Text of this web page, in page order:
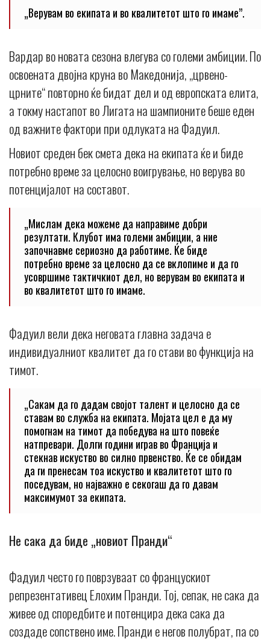
„Верувам во екипата и во квалитетот што го имаме”.
Вардар во новата сезона влегува со големи амбиции. По
освоената двојна круна во Македонија, „црвено-
црните“ повторно ќе бидат дел и од европската елита,
а токму настапот во Лигата на шампионите беше еден
од важните фактори при одлуката на Фадуил.
Новиот среден бек смета дека на екипата ќе и биде
потребно време за целосно воигрување, но верува во
потенцијалот на составот.
„Мислам дека можеме да направиме добри
резултати. Клубот има големи амбиции, а ние
започнавме сериозно да работиме. Ќе биде
потребно време за целосно да се вклопиме и да го
усовршиме тактичкиот дел, но верувам во екипата и
во квалитетот што го имаме.
Фадуил вели дека неговата главна задача е
индивидуалниот квалитет да го стави во функција на
тимот.
„Сакам да го дадам својот талент и целосно да се
ставам во служба на екипата. Мојата цел е да му
помогнам на тимот да победува на што повеќе
натпревари. Долги години играв во Франција и
стекнав искуство во силно првенство. Ќе се обидам
да ги пренесам тоа искуство и квалитетот што го
поседувам, но најважно е секогаш да го давам
максимумот за екипата.
Не сака да биде „новиот Пранди“
Фадуил често го поврзуваат со францускиот
репрезентативец Елохим Пранди. Тој, сепак, не сака да
живее од споредбите и потенцира дека сака да
создаде сопствено име. Пранди е негов полубрат, па со